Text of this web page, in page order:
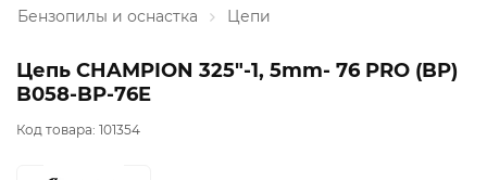
Бензопилы и оснастка
Цепи
Цепь CHAMPION 325"-1, 5mm- 76 PRO (BP)
B058-BP-76E
Код товара: 101354